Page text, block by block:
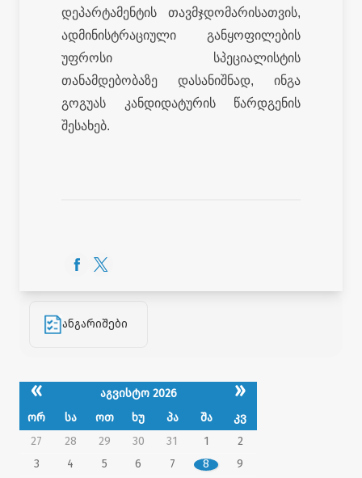
ანგარიშები
« აგვისტო 2026 »
ორ სა ოთ ხუ პა შა
კვ
27
28 29 30 31 1
2
3
4 5 6 7 8
9
დეპარტამენტის თავმჯდომარისათვის,
ადმინისტრაციული განყოფილების
უფროსი სპეციალისტის
თანამდებობაზე დასანიშნად, ინგა
გოგუას კანდიდატურის წარდგენის
შესახებ.